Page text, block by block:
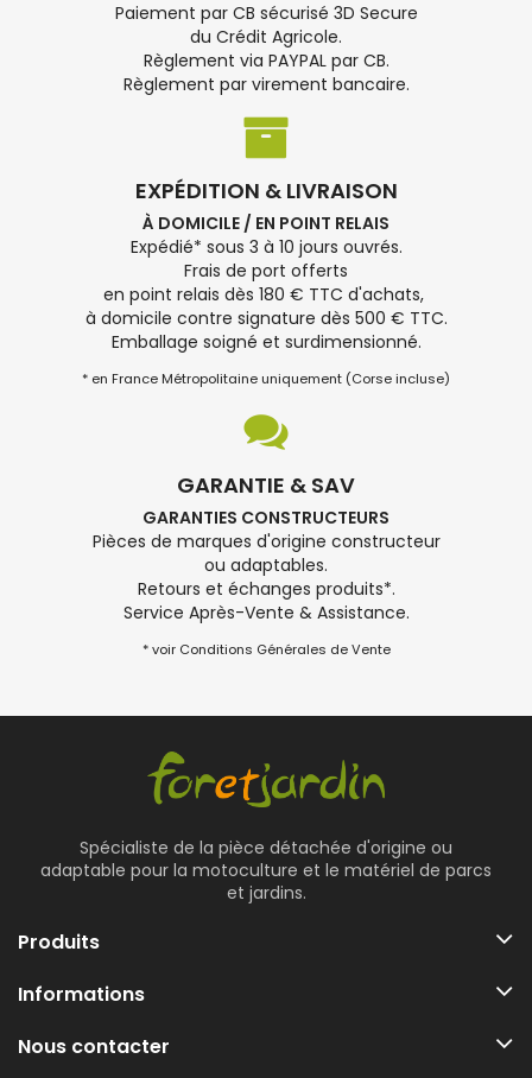
Paiement par CB sécurisé 3D Secure
du Crédit Agricole.
Règlement via PAYPAL par CB.
Règlement par virement bancaire.
EXPÉDITION & LIVRAISON
À DOMICILE / EN POINT RELAIS
Expédié* sous 3 à 10 jours ouvrés.
Frais de port offerts
en point relais dès 180 € TTC d'achats,
à domicile contre signature dès 500 € TTC.
Emballage soigné et surdimensionné.
* en France Métropolitaine uniquement (Corse incluse)
GARANTIE & SAV
GARANTIES CONSTRUCTEURS
Pièces de marques d'origine constructeur
ou adaptables.
Retours et échanges produits*.
Service Après-Vente & Assistance.
* voir Conditions Générales de Vente
Spécialiste de la pièce détachée d'origine ou
adaptable pour la motoculture et le matériel de parcs
et jardins.
Produits
Informations
Nous contacter